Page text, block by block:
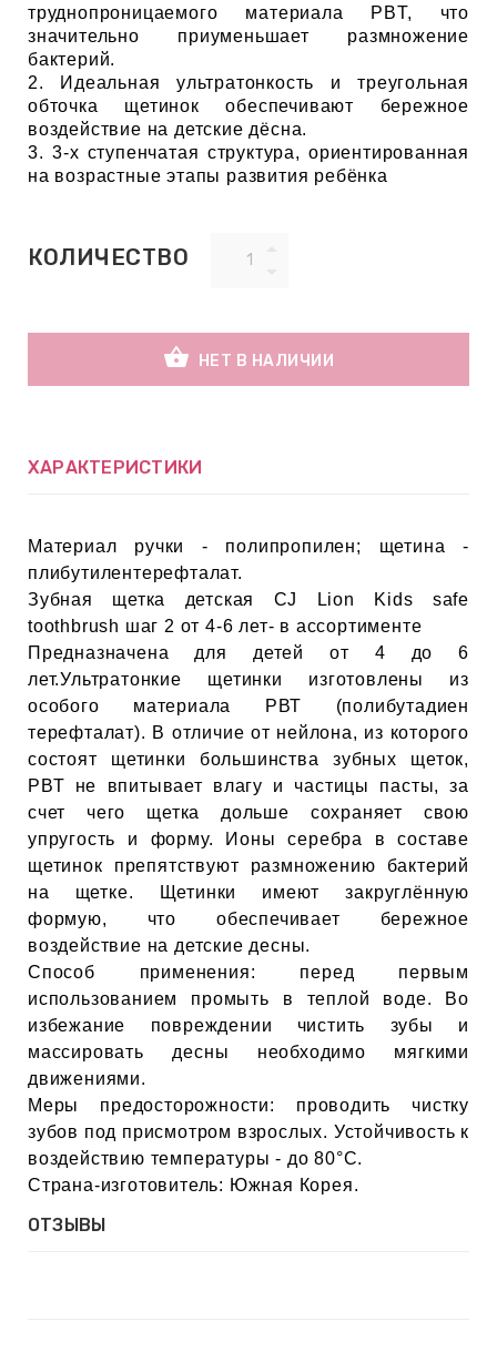
И
ТЕЙПЫ
труднопроницаемого материала PBT, что
значительно приуменьшает размножение
бактерий.
2. Идеальная ультратонкость и треугольная
обточка щетинок обеспечивают бережное
воздействие на детские дёсна.
3. 3-х ступенчатая структура, ориентированная
на возрастные этапы развития ребёнка
КОЛИЧЕСТВО
shopping_basket НЕТ В НАЛИЧИИ
ХАРАКТЕРИСТИКИ
Материал ручки - полипропилен; щетина -
плибутилентерефталат.
Зубная щетка детская CJ Lion Kids safe
toothbrush шаг 2 от 4-6 лет- в ассортименте
Предназначена для детей от 4 до 6
лет.Ультратонкие щетинки изготовлены из
особого материала РВТ (полибутадиен
терефталат). В отличие от нейлона, из которого
состоят щетинки большинства зубных щеток,
РВТ не впитывает влагу и частицы пасты, за
счет чего щетка дольше сохраняет свою
упругость и форму. Ионы серебра в составе
щетинок препятствуют размножению бактерий
на щетке. Щетинки имеют закруглённую
формую, что обеспечивает бережное
воздействие на детские десны.
Способ применения: перед первым
использованием промыть в теплой воде. Во
избежание повреждении чистить зубы и
массировать десны необходимо мягкими
движениями.
Меры предосторожности: проводить чистку
зубов под присмотром взрослых. Устойчивость к
воздействию температуры - до 80°С.
Страна-изготовитель: Южная Корея.
ОТЗЫВЫ